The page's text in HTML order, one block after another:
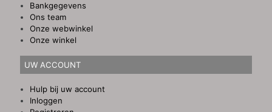
Bankgegevens
Ons team
Onze webwinkel
Onze winkel
UW ACCOUNT
Hulp bij uw account
Inloggen